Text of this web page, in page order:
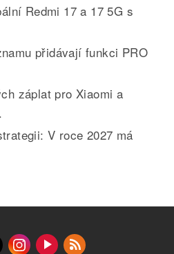
Redmi 17 a 17 5G s
přidávají funkci PRO
záplat pro Xiaomi a
V roce 2027 má